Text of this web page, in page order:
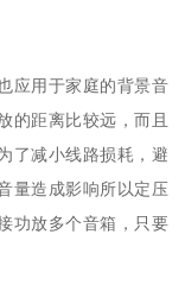
应用于家庭的背景音
的距离比较远，而且
了减小线路损耗，避
量造成影响所以定压
功放多个音箱，只要